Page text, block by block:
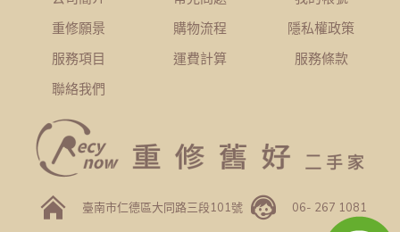
重修願景
服務項目
聯絡我們
購物流程
運費計算
隱私權政策
服務條款
臺南市仁德區大同路三段101號 06- 267 1081